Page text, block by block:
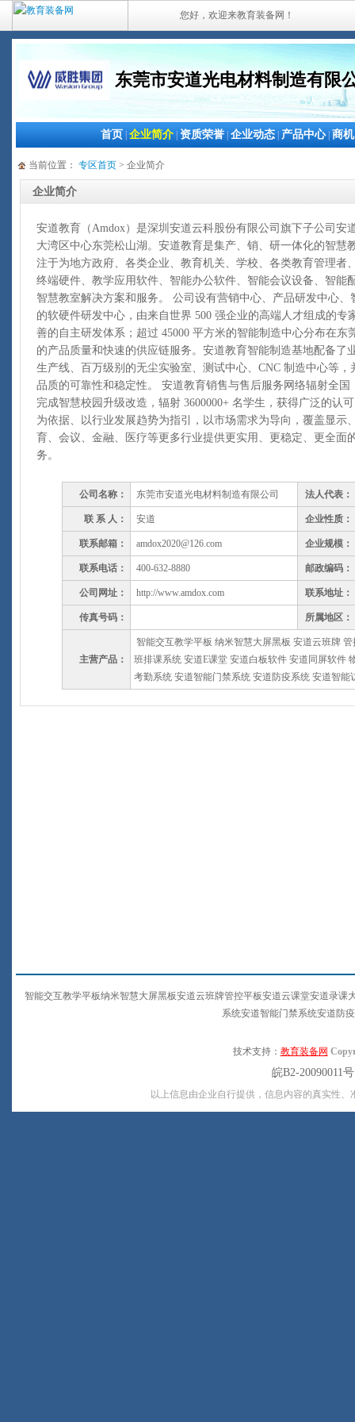
您好，欢迎来教育装备网！
东莞市安道光电材料制造有限
首页 企业简介 资质荣誉 企业动态 产品中心| 商机
当前位置： 专区首页 > 企业简介
企业简介
安道教育（Amdox）是深圳安道云科股份有限公司旗下子公司安
大湾区中心东莞松山湖。安道教育是集产、销、研一体化的智慧
注于为地方政府、各类企业、教育机关、学校、各类教育管理者
终端硬件、教学应用软件、智能办公软件、智能会议设备、智能
智慧教室解决方案和服务。 公司设有营销中心、产品研发中心
的软硬件研发中心，由来自世界 500 强企业的高端人才组成的
善的自主研发体系；超过 45000 平方米的智能制造中心分布在
的产品质量和快速的供应链服务。安道教育智能制造基地配备了
生产线、百万级别的无尘实验室、测试中心、CNC 制造中心等
品质的可靠性和稳定性。 安道教育销售与售后服务网络辐射全国
完成智慧校园升级改造，辐射 3600000+ 名学生，获得广泛的认
为依据、以行业发展趋势为指引，以市场需求为导向，覆盖显示
育、会议、金融、医疗等更多行业提供更实用、更稳定、更全面
务。
公司名称： 东莞市安道光电材料制造有限公司 法人代表：
联 系 人： 安道 企业性质：
联系邮箱： amdox2020@126.com 企业规模：
联系电话： 400-632-8880 邮政编码：
公司网址： http://www.amdox.com 联系地址：
传真号码： 所属地区：
主营产品：
智能交互教学平板 纳米智慧大屏黑板 安道云班牌
班排课系统 安道E课堂 安道白板软件 安道同屏软件
考勤系统 安道智能门禁系统 安道防疫系统 安道智
智能交互教学平板纳米智慧大屏黑板安道云班牌管控平板安道云课堂安道录
系统安道智能门禁系统安道防
技术支持： 教育装备网
皖B2-20090011
以上信息由企业自行提供，信息内容的真实性